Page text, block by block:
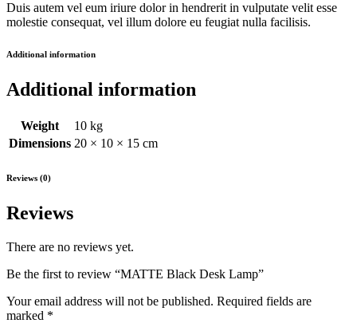
Duis autem vel eum iriure dolor in hendrerit in vulputate velit esse
molestie consequat, vel illum dolore eu feugiat nulla facilisis.
Additional information
Additional information
Weight
10 kg
Dimensions 20 × 10 × 15 cm
Reviews (0)
Reviews
There are no reviews yet.
Be the first to review “MATTE Black Desk Lamp”
Your email address will not be published. Required fields are
marked *